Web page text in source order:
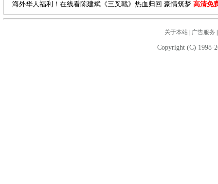
海外华人福利！在线看陈建斌《三叉戟》热血归回 豪情筑梦 高清免
关于本站| 广告服务
Copyright (C) 1998-